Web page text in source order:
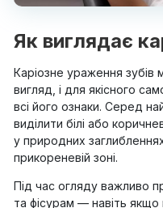
Як виглядає
Каріозне ураження зубів
вигляд, і для якісного
всі його ознаки. Серед
виділити білі або
у природних
прикореневій зоні.
Під час огляду важливо
та фісурам — навіть